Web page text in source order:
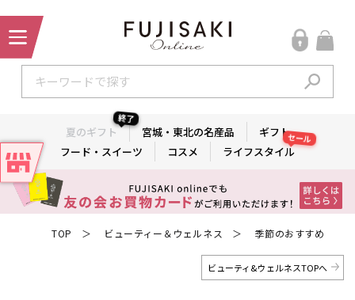
夏のギフト
終了
宮城・東北の名産品
ギフト
フード・スイーツ
コスメ ライフスタイル
セール
TOP ＞ ビューティー＆ウェルネス ＞ 季節のおすすめ
ビューティ&ウェルネスTOPへ